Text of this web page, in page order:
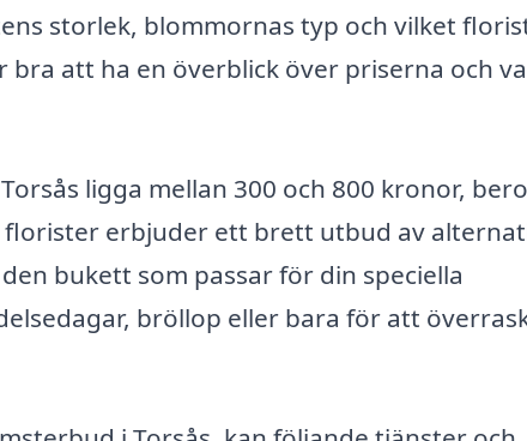
storlek, blommornas typ och vilket
att ha en överblick över priserna och
ligga mellan 300 och 800 kronor,
florister erbjuder ett brett utbud av
bukett som passar för din speciella
bröllop eller bara för att